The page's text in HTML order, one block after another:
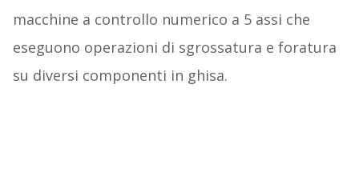
macchine a controllo numerico a 5 assi che
eseguono operazioni di sgrossatura e foratura
su diversi componenti in ghisa.